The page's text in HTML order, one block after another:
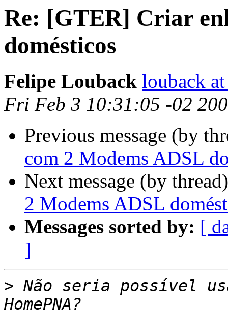
Re: [GTER] Criar
domésticos
Felipe Louback louback
Fri Feb 3 10:31:05 -02
Previous message (by
com 2 Modems ADSL
Next message (by
2 Modems ADSL
Messages sorted by: [
]
> Não seria possível